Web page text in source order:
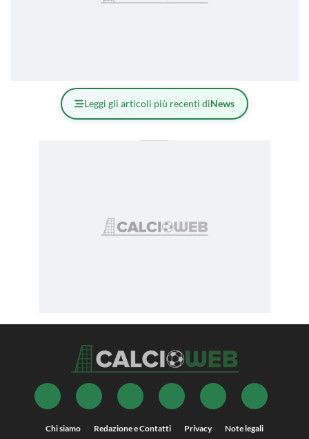
Leggi gli articoli più recenti diNews
Chi siamo Redazione e Contatti Privacy Note legali